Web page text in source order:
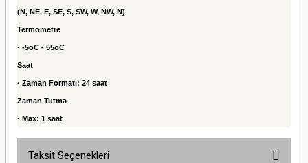
(N, NE, E, SE, S, SW, W, NW, N)
Termometre
· -5oC - 55oC
Saat
· Zaman Formatı: 24 saat
Zaman Tutma
· Max: 1 saat
Taksit Seçenekleri